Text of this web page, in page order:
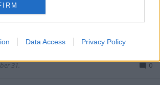
Data Access Privacy Policy
31. 0